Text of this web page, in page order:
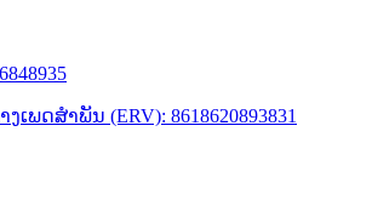
ເພດສຳພັນ (ERV): 8618620893831